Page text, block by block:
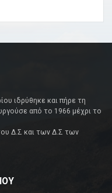
ιδρύθηκε και πήρε τη
από το 1966 μέχρι το
Δ.Σ και των Δ.Σ των